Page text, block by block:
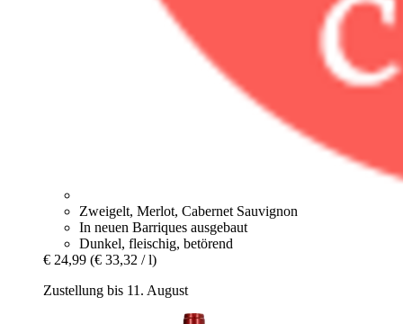
Zweigelt, Merlot, Cabernet Sauvignon
In neuen Barriques ausgebaut
Dunkel, fleischig, betörend
€ 24,99 (€ 33,32 / l)
Zustellung bis 11. August